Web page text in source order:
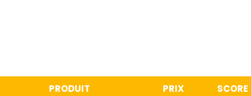
PRODUIT PRIX SCORE